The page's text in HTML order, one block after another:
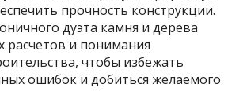
прочность конструкции.
дуэта камня и дерева
расчетов и понимания
чтобы избежать
ошибок и добиться желаемого